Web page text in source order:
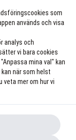
som
används och visa
analys och
vi bara cookies
mina val" kan
när som helst
veta mer om hur vi